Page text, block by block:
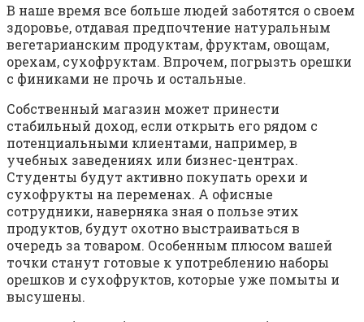
В наше время все больше людей заботятся о своем
здоровье, отдавая предпочтение натуральным
вегетарианским продуктам, фруктам, овощам,
орехам, сухофруктам. Впрочем, погрызть орешки
с финиками не прочь и остальные.
Собственный магазин может принести
стабильный доход, если открыть его рядом с
потенциальными клиентами, например, в
учебных заведениях или бизнес-центрах.
Студенты будут активно покупать орехи и
сухофрукты на переменах. А офисные
сотрудники, наверняка зная о пользе этих
продуктов, будут охотно выстраиваться в
очередь за товаром. Особенным плюсом вашей
точки станут готовые к употреблению наборы
орешков и сухофруктов, которые уже помыты и
высушены.